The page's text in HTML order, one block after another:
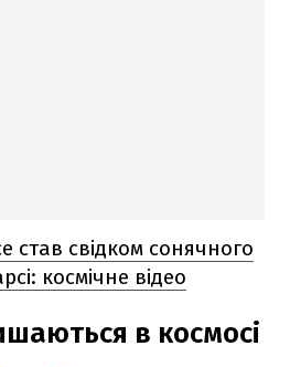
став свідком сонячного
космічне відео
в космосі